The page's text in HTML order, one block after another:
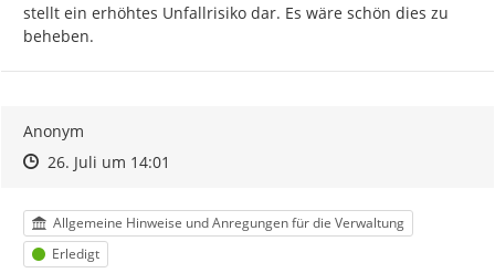
stellt ein erhöhtes Unfallrisiko dar. Es wäre schön dies zu
beheben.
Anonym
Zeitpunkt des Erstellens
Zeitpunkt des Erstellens
26. Juli um 14:01
Kategorie
Allgemeine Hinweise und Anregungen für die Verwaltung
Status
Erledigt